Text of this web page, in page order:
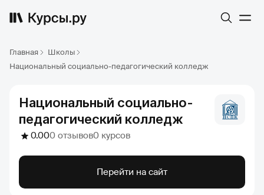
Главная
Школы
Национальный социально-педагогический колледж
Национальный социально-
педагогический колледж
0.000 отзывов0 курсов
Перейти на сайт